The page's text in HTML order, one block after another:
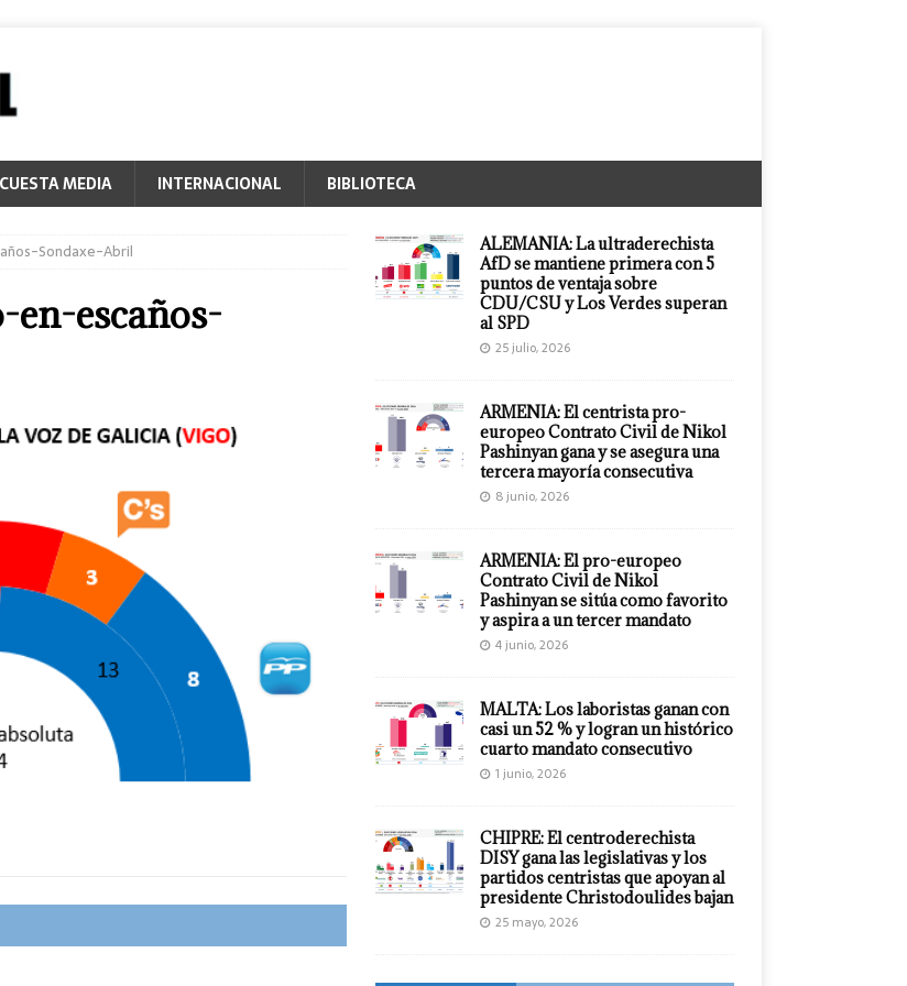
MEDIA INTERNACIONAL BIBLIOTECA
Sondaxe-Abril
en-escaños-
ALEMANIA: La ultraderechista
AfD se mantiene primera con 5
puntos de ventaja sobre
CDU/CSU y Los Verdes superan
al SPD
25 julio, 2026
ARMENIA: El centrista pro-
europeo Contrato Civil de Nikol
Pashinyan gana y se asegura una
tercera mayoría consecutiva
8 junio, 2026
ARMENIA: El pro-europeo
Contrato Civil de Nikol
Pashinyan se sitúa como favorito
y aspira a un tercer mandato
4 junio, 2026
MALTA: Los laboristas ganan con
casi un 52 % y logran un histórico
cuarto mandato consecutivo
1 junio, 2026
CHIPRE: El centroderechista
DISY gana las legislativas y los
partidos centristas que apoyan al
presidente Christodoulides bajan
25 mayo, 2026